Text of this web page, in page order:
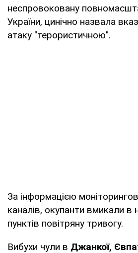
неспровоковану
України, цинічно назвала
атаку "терористичною".
За інформацією
каналів, окупанти вмикали в
пунктів повітряну тривогу.
Вибухи чули в Джанкої,